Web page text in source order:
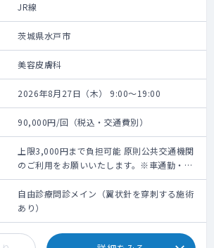
JR線
茨城県水戸市
美容皮膚科
2026年8月27日（木） 9:00～19:00
90,000円/回（税込・交通費別）
上限3,000円まで負担可能 原則公共交通機関
のご利用をお願いいたします。※車通勤・タ
クシー利用要相談
自由診療問診メイン（翼状針を穿刺する施術
あり）